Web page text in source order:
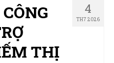
4
TH7 2026
THỊ